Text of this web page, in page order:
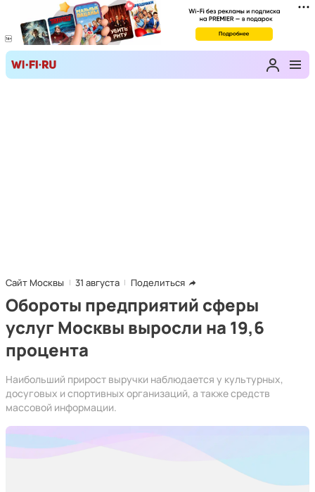
Сайт Москвы 31 августа Поделиться
Обороты предприятий сферы
услуг Москвы выросли на 19,6
процента
Наибольший прирост выручки наблюдается у культурных,
досуговых и спортивных организаций, а также средств
массовой информации.